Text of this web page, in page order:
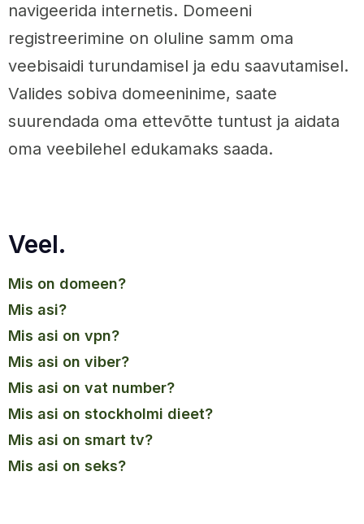
navigeerida internetis. Domeeni
registreerimine on oluline samm oma
veebisaidi turundamisel ja edu saavutamisel.
Valides sobiva domeeninime, saate
suurendada oma ettevõtte tuntust ja aidata
oma veebilehel edukamaks saada.
Veel.
mis on domeen?
mis asi?
mis asi on vpn?
mis asi on viber?
mis asi on vat number?
mis asi on stockholmi dieet?
mis asi on smart tv?
mis asi on seks?